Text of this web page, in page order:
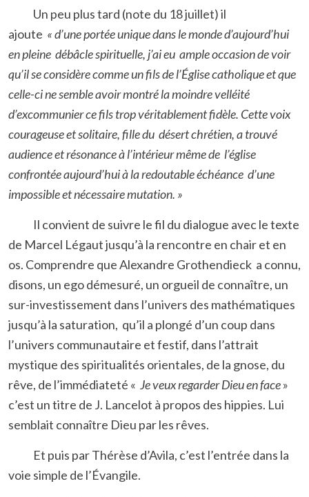
Un peu plus tard (note du 18 juillet) il
ajoute « d’une portée unique dans le monde d’aujourd’hui
en pleine débâcle spirituelle, j’ai eu ample occasion de voir
qu’il se considère comme un fils de l’Église catholique et que
celle-ci ne semble avoir montré la moindre velléité
d’excommunier ce fils trop véritablement fidèle. Cette voix
courageuse et solitaire, fille du désert chrétien, a trouvé
audience et résonance à l’intérieur même de l’église
confrontée aujourd’hui à la redoutable échéance d’une
impossible et nécessaire mutation. »
Il convient de suivre le fil du dialogue avec le texte
de Marcel Légaut jusqu’à la rencontre en chair et en
os. Comprendre que Alexandre Grothendieck a connu,
disons, un ego démesuré, un orgueil de connaître, un
sur-investissement dans l’univers des mathématiques
jusqu’à la saturation, qu’il a plongé d’un coup dans
l’univers communautaire et festif, dans l’attrait
mystique des spiritualités orientales, de la gnose, du
rêve, de l’immédiateté « Je veux regarder Dieu en face»
c’est un titre de J. Lancelot à propos des hippies. Lui
semblait connaître Dieu par les rêves.
Et puis par Thérèse d’Avila, c’est l’entrée dans la
voie simple de l’Évangile.